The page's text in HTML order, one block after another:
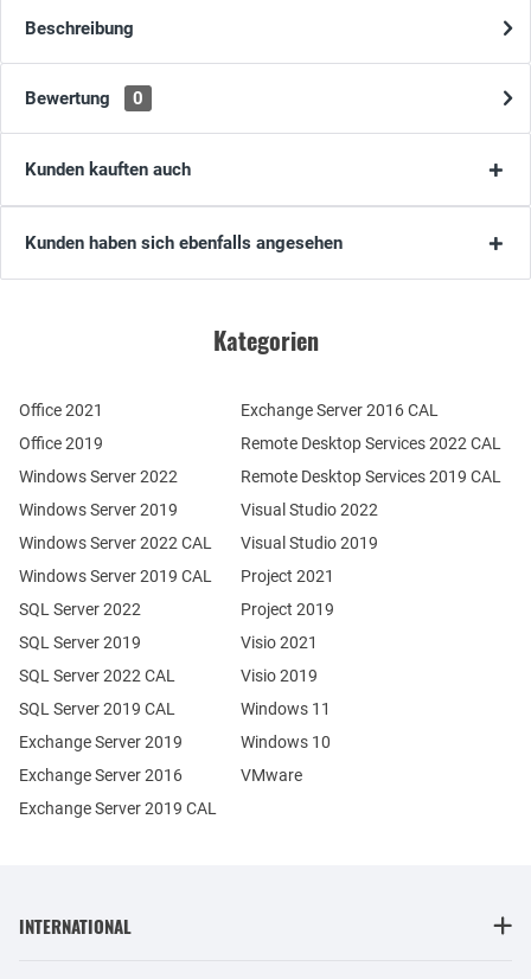
Beschreibung
Bewertung 0
Kunden kauften auch
Kunden haben sich ebenfalls angesehen
Kategorien
Office 2021
Office 2019
Windows Server 2022
Windows Server 2019
Exchange Server 2019
Exchange Server 2016
SQL Server 2022
SQL Server 2019
Windows Server 2022 CAL
Windows Server 2019 CAL
SQL Server 2022 CAL
SQL Server 2019 CAL
Remote Desktop Services 2022 CAL
Remote Desktop Services 2019 CAL
Exchange Server 2019 CAL
Exchange Server 2016 CAL
Visual Studio 2022
Visual Studio 2019
Project 2021
Project 2019
Visio 2021
Visio 2019
Windows 11
Windows 10
VMware
INTERNATIONAL